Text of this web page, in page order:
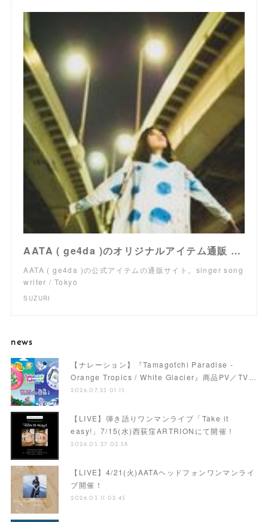
AATA ( ge4da )のオリジナルアイテム通販 ∞ SUZURI（スズリ）
AATA ( ge4da )の公式アイテムの通販サイト。singer song
writer / Tokyo
SUZURI
news
【ナレーション】『Tamagotchi Paradise -
Orange Tropics / White Glacier』商品PV／TV…
2026.07.23 01:15
【LIVE】弾き語りワンマンライブ「Take it
easy!」7/15(水)西荻窪ARTRIONにて開催！
2026.05.27 02:58
【LIVE】4/21(火)AATAヘッドフォンワンマンライ
ブ開催！
2026.03.11 02:45